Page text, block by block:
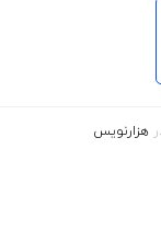
هزارنویس